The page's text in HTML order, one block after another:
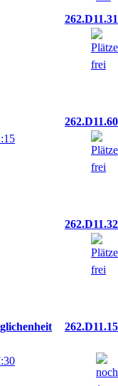
262.D11.31
262.D11.60
262.D11.32
262.D11.15